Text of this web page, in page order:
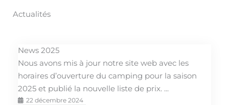
Actualités
News 2025
Nous avons mis à jour notre site web avec les
horaires d’ouverture du camping pour la saison
2025 et publié la nouvelle liste de prix. ...
22 décembre 2024